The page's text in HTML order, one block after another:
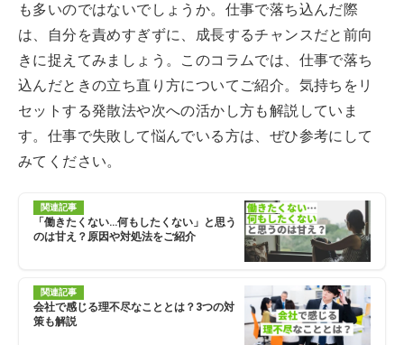
も多いのではないでしょうか。仕事で落ち込んだ際
は、自分を責めすぎずに、成長するチャンスだと前向
きに捉えてみましょう。このコラムでは、仕事で落ち
込んだときの立ち直り方についてご紹介。気持ちをリ
セットする発散法や次への活かし方も解説していま
す。仕事で失敗して悩んでいる方は、ぜひ参考にして
みてください。
関連記事
「働きたくない…何もしたくない」と思う
のは甘え？原因や対処法をご紹介
関連記事
会社で感じる理不尽なこととは？3つの対
策も解説